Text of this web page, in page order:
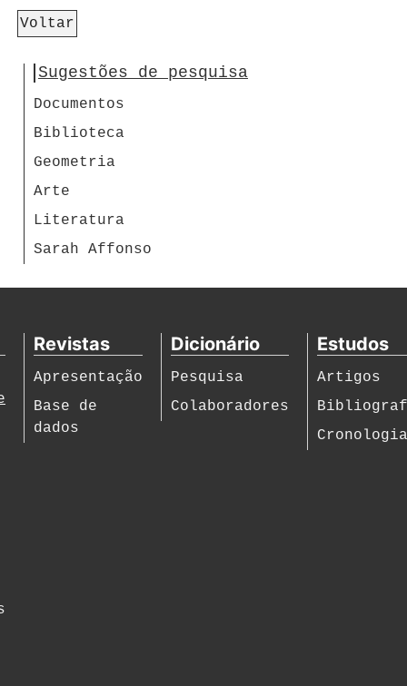
Voltar
Sugestões de pesquisa
Documentos
Biblioteca
Geometria
Arte
Literatura
Sarah Affonso
Revistas
Apresentação
Base de
dados
Dicionário
Pesquisa
Colaboradores
Estudos
Artigos